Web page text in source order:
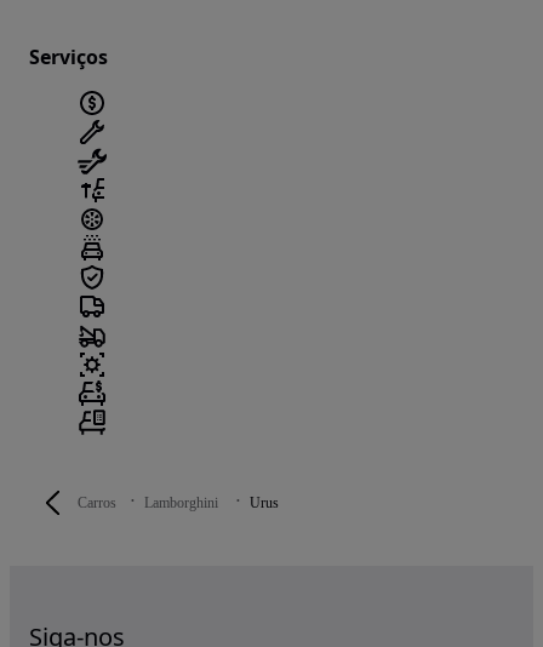
Carros Lamborghini Urus
Serviços
Siga-nos